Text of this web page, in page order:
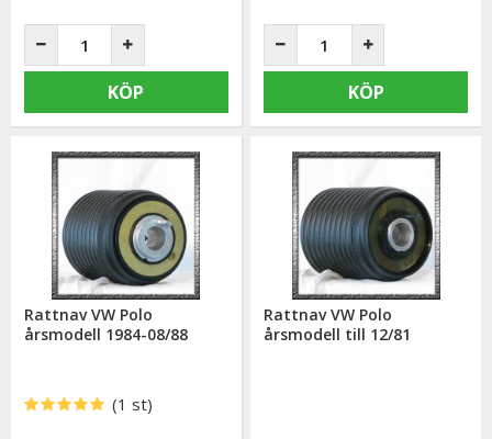
KÖP KÖP
Rattnav VW Polo
årsmodell 1984-08/88
(1 st)
Rattnav VW Polo
årsmodell till 12/81